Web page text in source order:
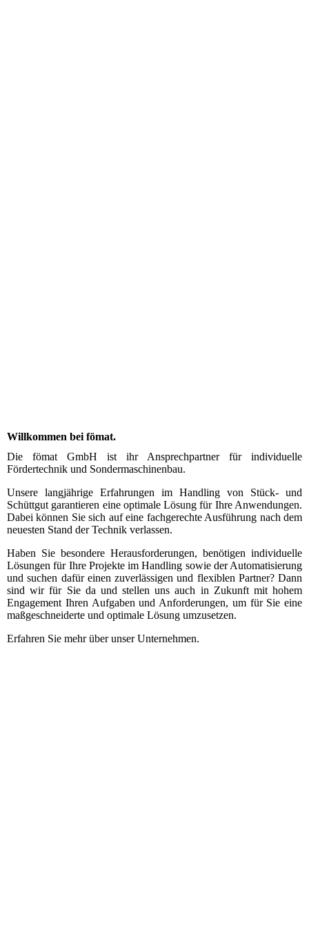
Willkommen bei fömat.
Die fömat GmbH ist ihr Ansprechpartner für individuelle
Fördertechnik und Sondermaschinenbau.
Unsere langjährige Erfahrungen im Handling von Stück- und
Schüttgut garantieren eine optimale Lösung für Ihre Anwendungen.
Dabei können Sie sich auf eine fachgerechte Ausführung nach dem
neuesten Stand der Technik verlassen.
Haben Sie besondere Herausforderungen, benötigen individuelle
Lösungen für Ihre Projekte im Handling sowie der Automatisierung
und suchen dafür einen zuverlässigen und flexiblen Partner? Dann
sind wir für Sie da und stellen uns auch in Zukunft mit hohem
Engagement Ihren Aufgaben und Anforderungen, um für Sie eine
maßgeschneiderte und optimale Lösung umzusetzen.
Erfahren Sie mehr über unser Unternehmen.